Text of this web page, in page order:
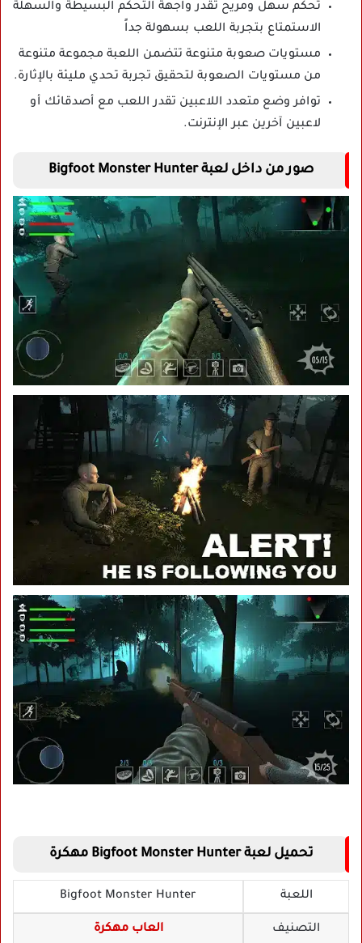
تحكم سهل ومريح تقدر واجهة التحكم البسيطة والسهلة
الاستمتاع بتجربة اللعب بسهولة جداً
مستويات صعوبة متنوعة تتضمن اللعبة مجموعة متنوعة
من مستويات الصعوبة لتحقيق تجربة تحدي مليئة بالإثارة.
توافر وضع متعدد اللاعبين تقدر اللعب مع أصدقائك أو
لاعبين آخرين عبر الإنترنت.
صور من داخل لعبة Bigfoot Monster Hunter
تحميل لعبة Bigfoot Monster Hunter مهكرة
اللعبة Bigfoot Monster Hunter
التصنيف العاب مهكرة